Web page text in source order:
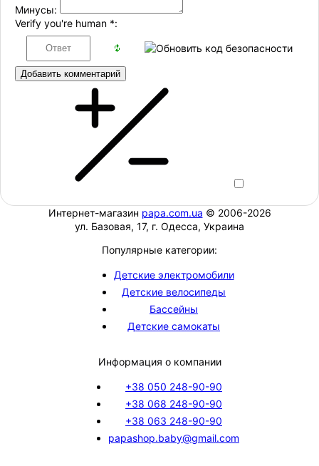
Минусы:
Verify you're human *:
Добавить комментарий
Интернет-магазин papa.com.ua © 2006-2026
ул. Базовая, 17, г. Одесса, Украина
Популярные категории:
Детские электромобили
Детские велосипеды
Бассейны
Детские самокаты
Информация о компании
+38 050 248-90-90
+38 068 248-90-90
+38 063 248-90-90
papashop.baby@gmail.com